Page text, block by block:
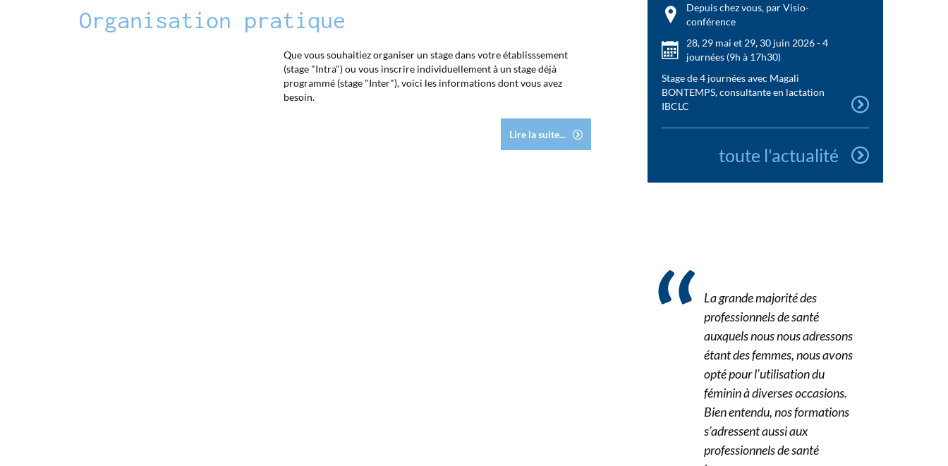
Organisation pratique
Que vous souhaitiez organiser un stage dans votre établisssement
(stage "Intra") ou vous inscrire individuellement à un stage déjà
programmé (stage "Inter"), voici les informations dont vous avez
besoin.
Lire la suite...
Depuis chez vous, par Visio-
conférence
28, 29 mai et 29, 30 juin 2026 - 4
journées (9h à 17h30)
Stage de 4 journées avec Magali
BONTEMPS, consultante en lactation
IBCLC
toute l'actualité
La grande majorité des
professionnels de santé
auxquels nous nous adressons
étant des femmes, nous avons
opté pour l’utilisation du
féminin à diverses occasions.
Bien entendu, nos formations
s’adressent aussi aux
professionnels de santé